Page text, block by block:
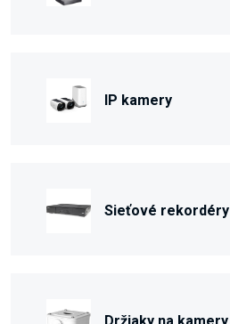
IP kamery
Sieťové rekordéry